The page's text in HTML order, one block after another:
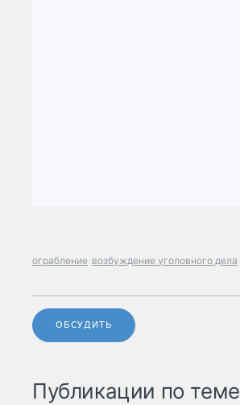
ограбление возбуждение уголовного дела
ОБСУДИТЬ
Публикации по теме